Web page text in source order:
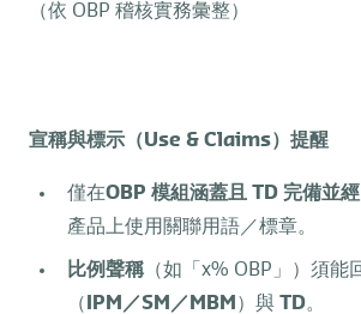
（依 OBP 稽核實務彙整）
宣稱與標示（Use & Claims）提醒
僅在OBP 模組涵蓋且 TD 完備並經
產品上使用關聯用語／標章。
比例聲稱 （如「x% OBP」）須能
（
IPM ／SM ／ MBM ）與 TD。